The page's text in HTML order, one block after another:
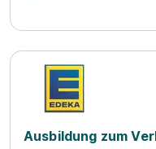
Ausbildung zum